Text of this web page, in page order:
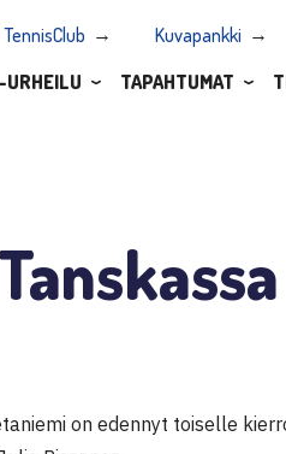
TennisClub Kuvapankki
TAPAHTUMAT
on edennyt toiselle